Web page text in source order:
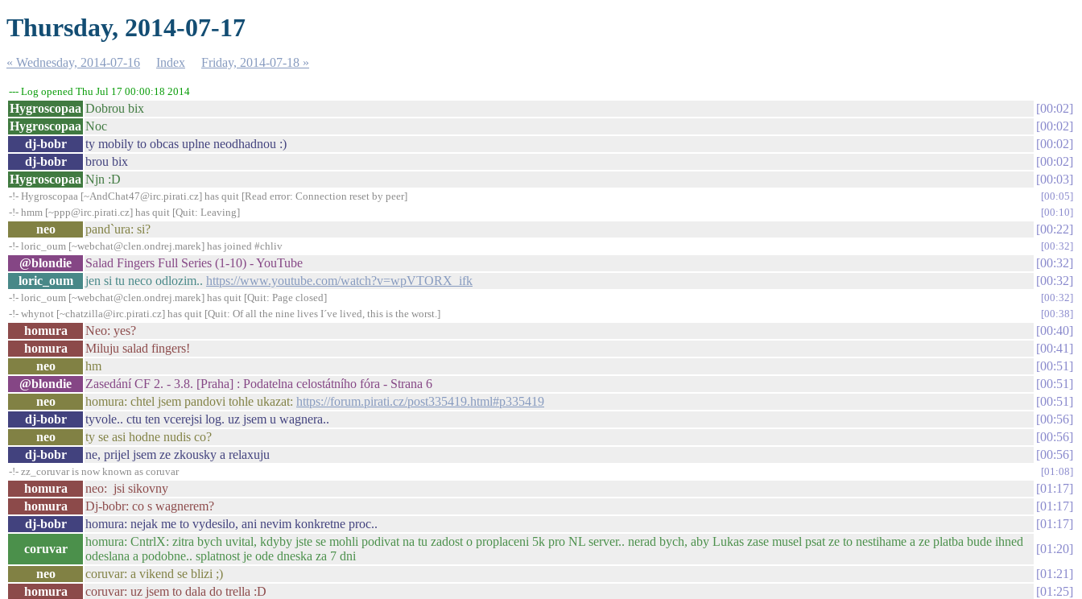
Thursday, 2014-07-17
« Wednesday, 2014-07-16 Index Friday, 2014-07-18 »
--- Log opened Thu Jul 17 00:00:18 2014
Hygroscopaa Dobrou bix
00:02
Hygroscopaa Noc
00:02
dj-bobr
ty mobily to obcas uplne neodhadnou :)
00:02
dj-bobr
brou bix
00:02
Hygroscopaa Njn :D 00:03
-!- Hygroscopaa [~AndChat47@irc.pirati.cz] has quit [Read error: Connection reset by peer]
00:05
-!- hmm [~ppp@irc.pirati.cz] has quit [Quit: Leaving]
00:10
neo pand`ura: si? 00:22
-!- loric_oum [~webchat@clen.ondrej.marek] has joined #chliv 00:32
@blondie Salad Fingers Full Series (1-10) - YouTube
00:32
loric_oum
jen si tu neco odlozim.. https://www.youtube.com/watch?v=wpVTORX_ifk 00:32
-!- loric_oum [~webchat@clen.ondrej.marek] has quit [Quit: Page closed]
00:32
-!- whynot [~chatzilla@irc.pirati.cz] has quit [Quit: Of all the nine lives I´ve lived, this is the worst.]
00:38
homura Neo: yes?
00:40
homura
Miluju salad fingers!
00:41
neo
hm
00:51
@blondie
Zasedání CF 2. - 3.8. [Praha] : Podatelna celostátního fóra - Strana 6
00:51
neo
homura: chtel jsem pandovi tohle ukazat: https://forum.pirati.cz/post335419.html#p335419
00:51
dj-bobr
tyvole.. ctu ten vcerejsi log. uz jsem u wagnera..
00:56
neo
ty se asi hodne nudis co?
00:56
dj-bobr
ne, prijel jsem ze zkousky a relaxuju 00:56
-!- zz_coruvar is now known as coruvar 01:08
homura neo: jsi sikovny
01:17
homura
Dj-bobr: co s wagnerem?
01:17
dj-bobr
homura: nejak me to vydesilo, ani nevim konkretne proc..
01:17
coruvar
homura: CntrlX: zitra bych uvital, kdyby jste se mohli podivat na tu zadost o proplaceni 5k pro NL server.. nerad bych, aby Lukas zase musel psat ze to nestihame a ze platba bude ihned
odeslana a podobne.. splatnost je ode dneska za 7 dni
01:20
neo
coruvar: a vikend se blizi ;)
01:21
homura
coruvar: uz jsem to dala do trella :D
01:25